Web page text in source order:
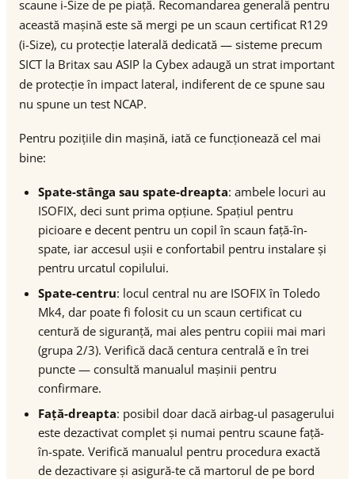
scaune i-Size de pe piață. Recomandarea generală pentru
această mașină este să mergi pe un scaun certificat R129
(i-Size), cu protecție laterală dedicată — sisteme precum
SICT la Britax sau ASIP la Cybex adaugă un strat important
de protecție în impact lateral, indiferent de ce spune sau
nu spune un test NCAP.
Pentru pozițiile din mașină, iată ce funcționează cel mai
bine:
Spate-stânga sau spate-dreapta: ambele locuri au
ISOFIX, deci sunt prima opțiune. Spațiul pentru
picioare e decent pentru un copil în scaun față-în-
spate, iar accesul ușii e confortabil pentru instalare și
pentru urcatul copilului.
Spate-centru: locul central nu are ISOFIX în Toledo
Mk4, dar poate fi folosit cu un scaun certificat cu
centură de siguranță, mai ales pentru copiii mai mari
(grupa 2/3). Verifică dacă centura centrală e în trei
puncte — consultă manualul mașinii pentru
confirmare.
Față-dreapta: posibil doar dacă airbag-ul pasagerului
este dezactivat complet și numai pentru scaune față-
în-spate. Verifică manualul pentru procedura exactă
de dezactivare și asigură-te că martorul de pe bord